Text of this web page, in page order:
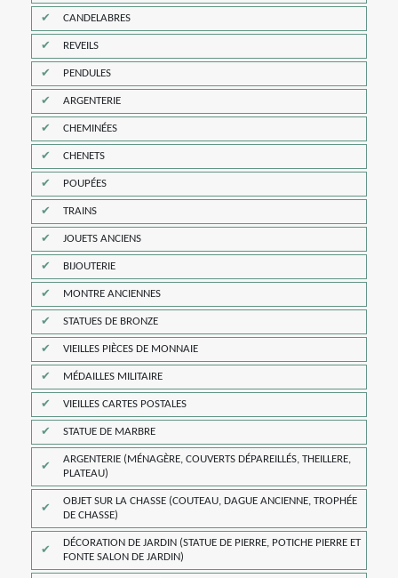
CANDELABRES
REVEILS
PENDULES
ARGENTERIE
CHEMINÉES
CHENETS
POUPÉES
TRAINS
JOUETS ANCIENS
BIJOUTERIE
MONTRE ANCIENNES
STATUES DE BRONZE
VIEILLES PIÈCES DE MONNAIE
MÉDAILLES MILITAIRE
VIEILLES CARTES POSTALES
STATUE DE MARBRE
ARGENTERIE (MÉNAGÈRE, COUVERTS DÉPAREILLÉS, THEILLERE,
PLATEAU)
OBJET SUR LA CHASSE (COUTEAU, DAGUE ANCIENNE, TROPHÉE
DE CHASSE)
DÉCORATION DE JARDIN (STATUE DE PIERRE, POTICHE PIERRE ET
FONTE SALON DE JARDIN)